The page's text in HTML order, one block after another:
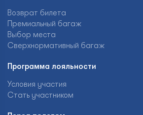
Возврат билета
Премиальный багаж
Выбор места
Сверхнормативный багаж
Программа лояльности
Условия участия
Стать участником